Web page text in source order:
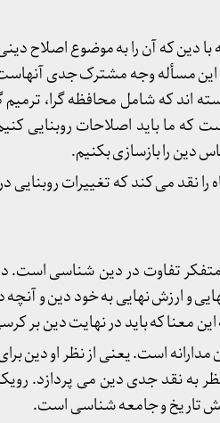
دین که آن را به موضوع اصلاح
مسأله وجه مشترک جدی
اند که شامل محافظه گرا، ترمیم
که ما باید اصلاحات روبنایی
دین را بازسازی بکنیم.
نقد می کند که تغییرات روبنایی
متفکر تفاوت در دین شناسی
و ارزش نهایی به خود دین و
معنا که باید در نهایت دین بر
است. یعنی از نظر او دین
به نقد جدی دین می پردازد.
تاریخ و جامعه شناسی است.